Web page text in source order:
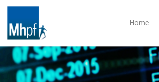
Home